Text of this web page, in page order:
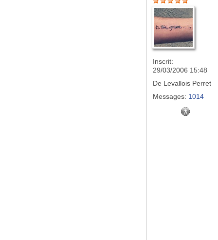
Inscrit:
29/03/2006 15:48
De Levallois Perret
Messages: 1014